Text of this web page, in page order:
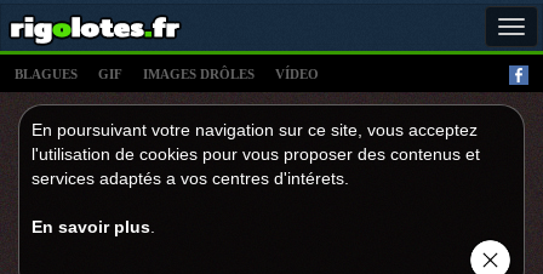
BLAGUES GIF IMAGES DRÔLES VÍDEO
En poursuivant votre navigation sur ce site, vous acceptez
l'utilisation de cookies pour vous proposer des contenus et
services adaptés a vos centres d'intérets.
En savoir plus